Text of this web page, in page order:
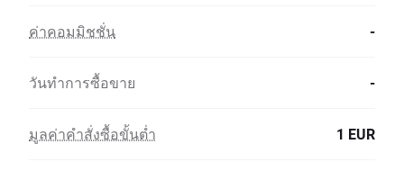
ค่าคอมมิชชั่น -
วันทำการซื้อขาย -
มูลค่าคำสั่งซื้อขั้นต่ำ 1 EUR